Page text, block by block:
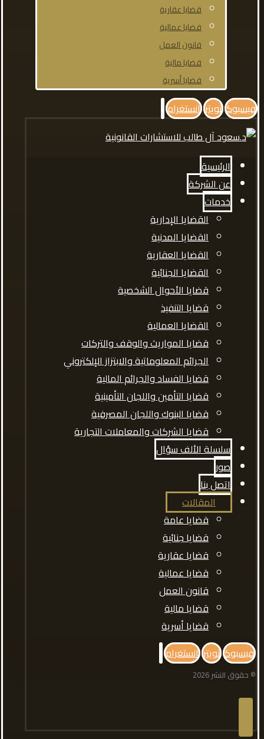
قضايا عقارية
قضايا عمالية
قانون العمل
قضايا مالية
قضايا أسرية
فيسبوك تويتر انستغرام
الرئيسية
عن الشركة
خدمات
القضايا الإدارية
القضايا المدنية
القضايا العقارية
القضايا الجنائية
قضايا الأحوال الشخصية
قضايا التنفيذ
القضايا العمالية
قضايا المواريث والوقف والتركات
الجرائم المعلوماتية والابتزاز الإلكتروني
قضايا الفساد والجرائم المالية
قضايا التأمين واللجان التأمينية
قضايا البنوك واللجان المصرفية
قضايا الشركات والمعاملات التجارية
سلسلة الألف سؤال
صور
اتصل بنا
المقالات
قضايا عامة
قضايا جنائية
قضايا عقارية
قضايا عمالية
قانون العمل
قضايا مالية
قضايا أسرية
فيسبوك تويتر انستغرام
© حقوق النشر 2026